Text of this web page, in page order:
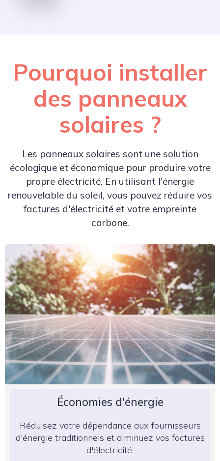
Pourquoi installer
des panneaux
solaires ?
Les panneaux solaires sont une solution
écologique et économique pour produire votre
propre électricité. En utilisant l'énergie
renouvelable du soleil, vous pouvez réduire vos
factures d'électricité et votre empreinte
carbone.
Économies d'énergie
Réduisez votre dépendance aux fournisseurs
d'énergie traditionnels et diminuez vos factures
d'électricité.